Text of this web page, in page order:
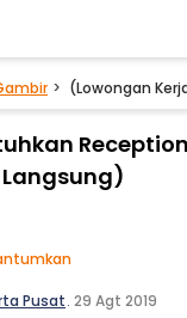
(Lowongan
Pusat. 29 Agt 2019